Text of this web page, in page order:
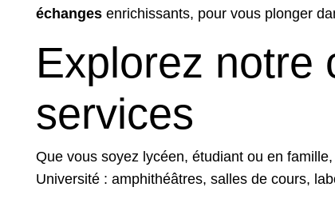
échanges enrichissants, pour vous plonger
Explorez notre
services
Que vous soyez lycéen, étudiant ou en
Université : amphithéâtres, salles de cours,